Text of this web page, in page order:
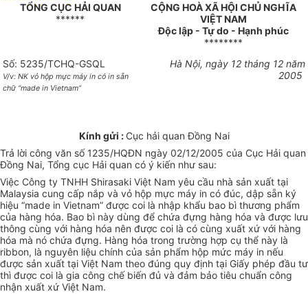
TỔNG CỤC HẢI QUAN
******
CỘNG HOÀ XÃ HỘI CHỦ NGHĨA
VIỆT NAM
Độc lập - Tự do - Hạnh phúc
********
Số: 5235/TCHQ-GSQL
V/v: NK vỏ hộp mực máy in có in sẵn
chữ “made in Vietnam”
Hà Nội, ngày 12 tháng 12 năm
2005
Kính gửi : Cục hải quan Đồng Nai
Trả lời công văn số 1235/HQĐN ngày 02/12/2005 của Cục Hải quan
Đồng Nai, Tổng cục Hải quan có ý kiến như sau:
Việc Công ty TNHH Shirasaki Việt Nam yêu cầu nhà sản xuất tại
Malaysia cung cấp nắp và vỏ hộp mực máy in có đúc, dập sẵn ký
hiệu “made in Vietnam” được coi là nhập khẩu bao bì thương phẩm
của hàng hóa. Bao bì này dùng để chứa đựng hàng hóa và được lưu
thông cùng với hàng hóa nên được coi là có cùng xuất xứ với hàng
hóa mà nó chứa đựng. Hàng hóa trong trường hợp cụ thể này là
ribbon, là nguyên liệu chính của sản phẩm hộp mức máy in nếu
được sản xuất tại Việt Nam theo đúng quy định tại Giấy phép đầu tư
thì được coi là gia công chế biến đủ và đảm bảo tiêu chuẩn công
nhận xuất xứ Việt Nam.